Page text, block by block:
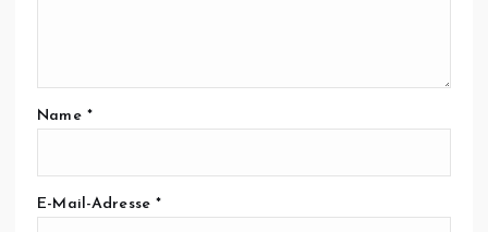
Name *
E-Mail-Adresse*